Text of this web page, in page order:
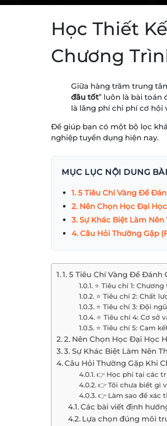
Học Thiết
Chương
Giữa hàng trăm trung
đâu tốt” luôn là bài
là lãng phí chi phí cơ hội
Để giúp bạn có một bộ lọc
nghiệp tuyển dụng hiện nay.
MỤC LỤC NỘI DUNG
1. 5 Tiêu Chí Vàng Để
2. Nên Chọn Học Đại
3. Sự Khác Biệt Làm
4. Câu Hỏi Thường Gặp
1. 5 Tiêu Chí Vàng Để Đánh
⭐ Tiêu chí 1:
⭐ Tiêu chí 2: Chất
⭐ Tiêu chí 3: Đội
⭐ Tiêu chí 4: Cơ
⭐ Tiêu chí 5: Cam
2. Nên Chọn Học Đại Học
3. Sự Khác Biệt Làm Nên
Câu Hỏi Thường Gặp Khi
👉 Học phí tại các
👉 Tôi chưa biết gì
👉 Làm sao để xác
Các bài viết định
Lựa chọn đúng môi